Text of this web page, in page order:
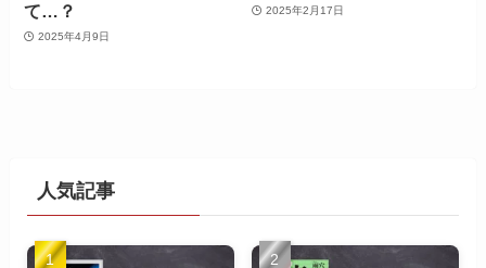
て…？
2025年4月9日
2025年2月17日
人気記事